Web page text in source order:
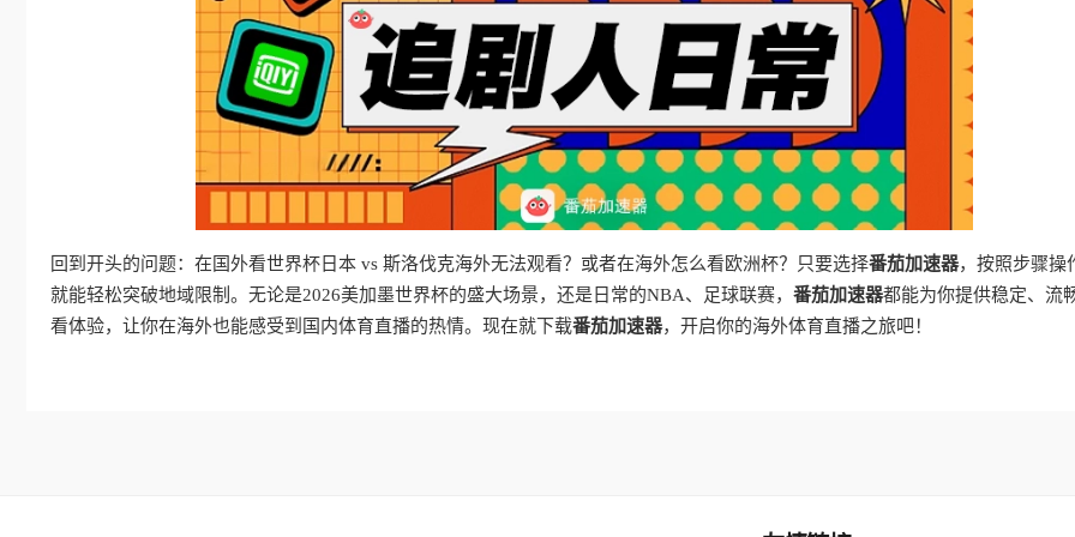
回到开头的问题：在国外看世界杯日本 vs 斯洛伐克海外无法观看？或者在海外怎么看欧洲杯？只要选择番茄加速器，按照步骤操
就能轻松突破地域限制。无论是2026美加墨世界杯的盛大场景，还是日常的NBA、足球联赛， 番茄加速器都能为你提供稳定、流
看体验，让你在海外也能感受到国内体育直播的热情。现在就下载番茄加速器，开启你的海外体育直播之旅吧！